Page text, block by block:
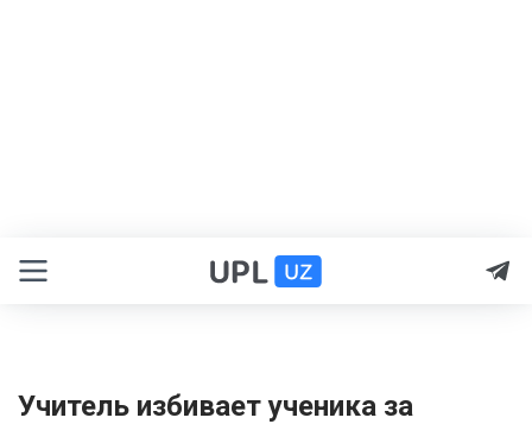
Учитель избивает ученика за